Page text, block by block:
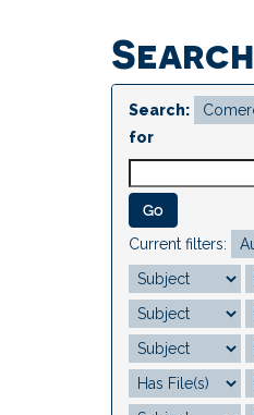
Search
Search:
for
Current filters: